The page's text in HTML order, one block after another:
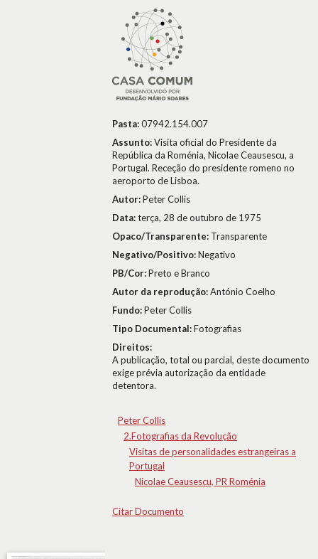
Pasta:07942.154.007
Assunto:Visita oficial do Presidente da
República da Roménia, Nicolae Ceausescu, a
Portugal. Receção do presidente romeno no
aeroporto de Lisboa.
Autor:Peter Collis
Data:terça, 28 de outubro de 1975
Opaco/Transparente: Transparente
Negativo/Positivo:Negativo
PB/Cor:Preto e Branco
Autor da reprodução:António Coelho
Fundo:Peter Collis
Tipo Documental:Fotografias
Direitos:
A publicação, total ou parcial, deste documento
exige prévia autorização da entidade
detentora.
Peter Collis
2.Fotografias da Revolução
Visitas de personalidades estrangeiras a
Portugal
Nicolae Ceausescu, PR Roménia
Citar Documento